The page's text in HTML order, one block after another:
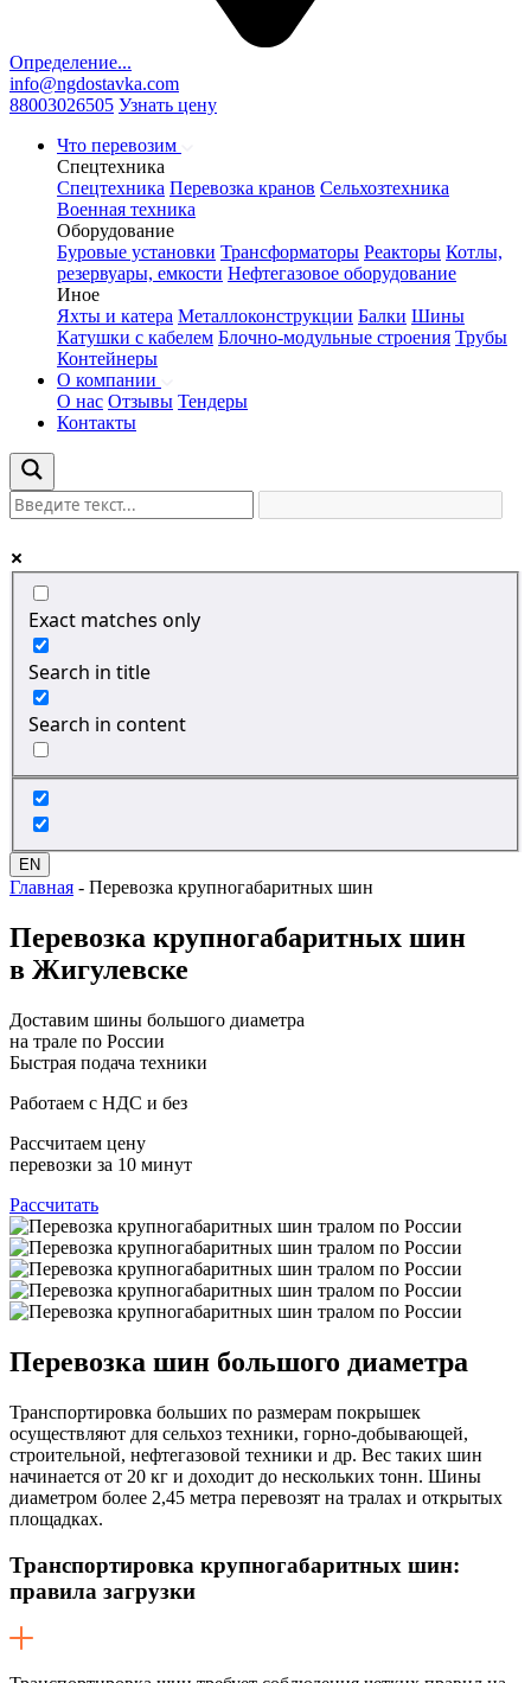
Определение...
info@ngdostavka.com
88003026505 Узнать цену
Что перевозим
Спецтехника
Спецтехника Перевозка кранов Сельхозтехника
Военная техника
Оборудование
Буровые установки Трансформаторы Реакторы Котлы,
резервуары, емкости Нефтегазовое оборудование
Иное
Яхты и катера Металлоконструкции Балки Шины
Катушки с кабелем Блочно-модульные строения Трубы
Контейнеры
О компании
О нас Отзывы Тендеры
Контакты
Exact matches only
Search in title
Search in content
EN
Главная - Перевозка крупногабаритных шин
Перевозка крупногабаритных шин
в Жигулевске
Доставим шины большого диаметра
на трале по России
Быстрая подача техники
Работаем с НДС и без
Рассчитаем цену
перевозки за 10 минут
Рассчитать
Перевозка шин большого диаметра
Транспортировка больших по размерам покрышек
осуществляют для сельхоз техники, горно-добывающей,
строительной, нефтегазовой техники и др. Вес таких шин
начинается от 20 кг и доходит до нескольких тонн. Шины
диаметром более 2,45 метра перевозят на тралах и открытых
площадках.
Транспортировка крупногабаритных шин:
правила загрузки